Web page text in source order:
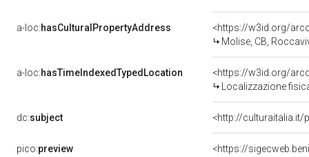
a-loc:hasCulturalPropertyAddress
<https://w3id.org/
Molise, CB,
a-loc:hasTimeIndexedTypedLocation
<https://w3id.org/
Localizzazione
dc:subject <http://culturaitalia.it/
pico:preview <https://